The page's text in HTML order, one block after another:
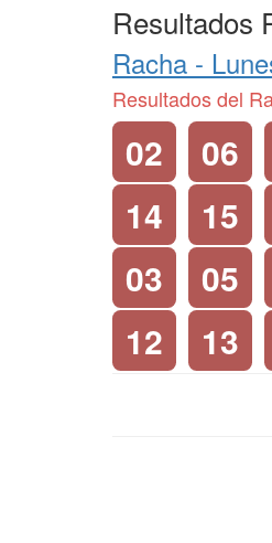
Resultados
Racha -
Resultados del
02 06
14
15
03
05
12
13